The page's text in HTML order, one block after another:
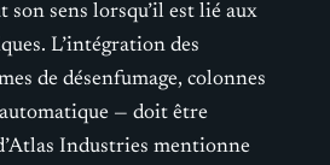
sens lorsqu’il est lié aux
L’intégration des
de désenfumage, colonnes
— doit être
Industries mentionne